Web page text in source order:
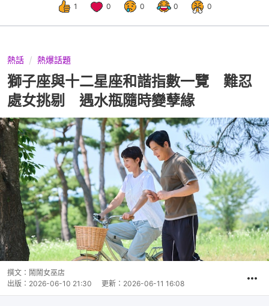
1 0 0 0 0
熱話 熱爆話題
獅子座與十二星座和諧指數一覽 難忍
處女挑剔 遇水瓶隨時變孽緣
撰文： 鬧鬧女巫店
出版： 2026-06-10 21:30 更新： 2026-06-11 16:08